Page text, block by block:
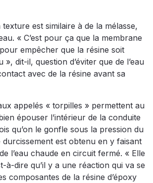
est similaire à de la mélasse,
« C’est pour ça que la membrane
empêcher que la résine soit
», dit-il, question d’éviter que de l’eau
avec de la résine avant sa
appelés « torpilles » permettent au
épouser l’intérieur de la conduite
qu’on le gonfle sous la pression du
durcissement est obtenu en y faisant
l’eau chaude en circuit fermé. « Elle
à-dire qu’il y a une réaction qui va se
composantes de la résine d’époxy